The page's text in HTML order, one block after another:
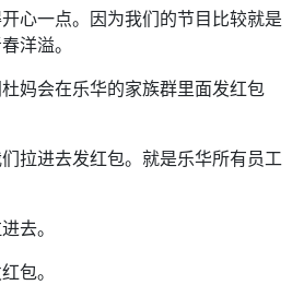
心一点。因为我们的节目比较就是
洋溢。
妈会在乐华的家族群里面发红包
拉进去发红包。就是乐华所有员工
去。
包。